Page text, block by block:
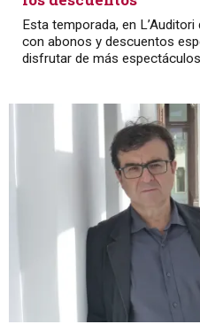
Esta temporada, en
con abonos y descuentos
disfrutar de más espectáculos